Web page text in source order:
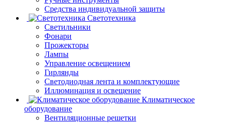
Средства индивидуальной защиты
Светотехника
Светильники
Фонари
Прожекторы
Лампы
Управление освещением
Гирлянды
Светодиодная лента и комплектующие
Иллюминация и освещение
Климатическое
оборудование
Вентиляционные решетки